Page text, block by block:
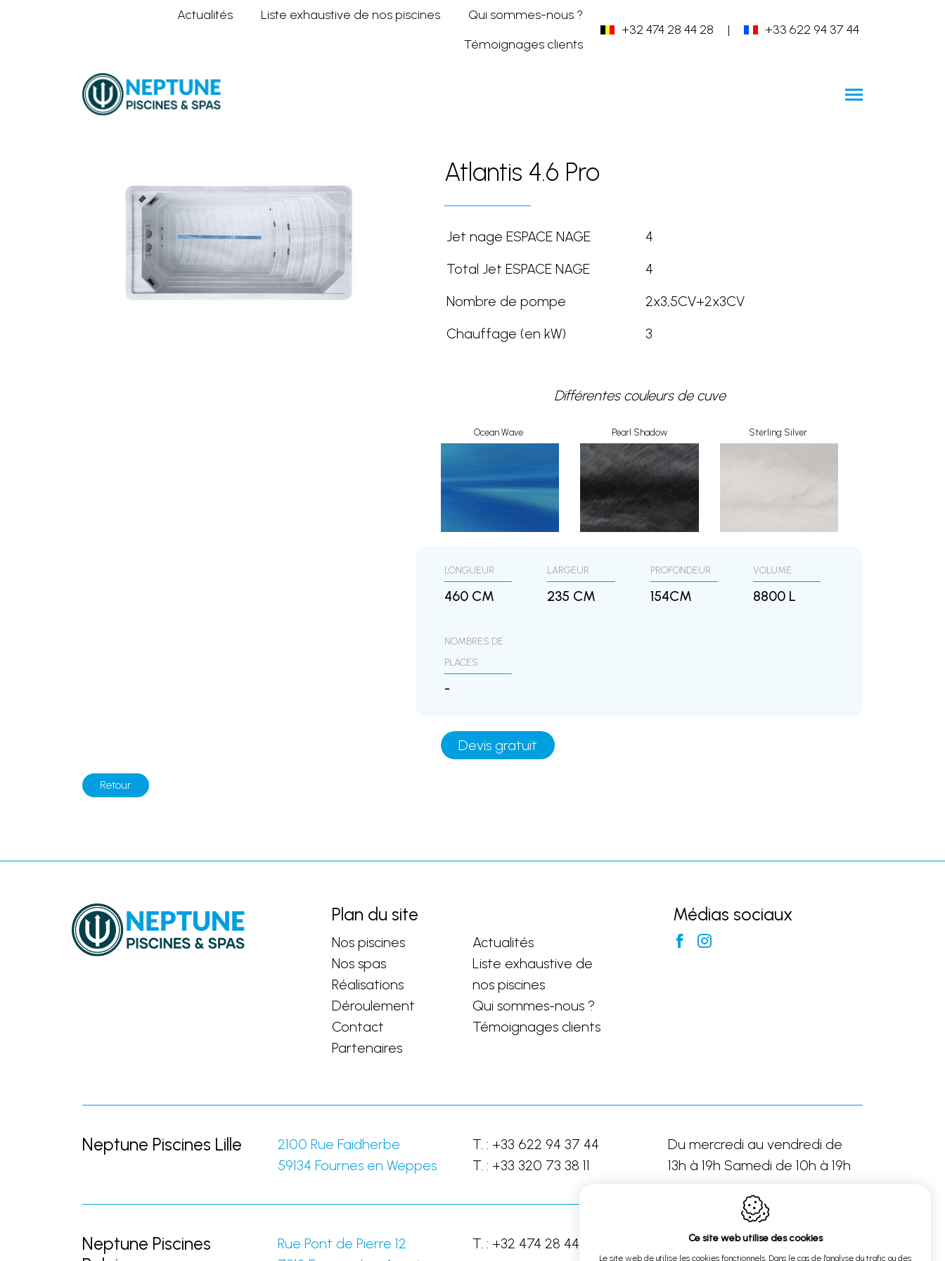
Actualités Liste exhaustive de nos piscines
Qui sommes-nous ?
Témoignages clients
+32 474 28 44 28 | +33 622 94 37 44
Home
Atlantis 4.6 Pro
Jet nage ESPACE NAGE
4
Total Jet ESPACE NAGE
4
Nombre de pompe
2x3,5CV+2x3CV
Chauffage (en kW)
3
Différentes couleurs de cuve
Ocean Wave Pearl Shadow Sterling Silver
LONGUEUR
460 CM
LARGEUR
235 CM
PROFONDEUR
154CM
VOLUME
8800 L
NOMBRES DE
PLACES
-
Devis gratuit
Retour
Plan du site
Nos piscines
Nos spas
Réalisations
Déroulement
Contact
Partenaires
Actualités
Liste exhaustive de
nos piscines
Qui sommes-nous ?
Témoignages clients
Médias sociaux
Neptune Piscines Lille
2100 Rue Faidherbe
59134 Fournes en Weppes
T. : +33 622 94 37 44
T. : +33 320 73 38 11
Du mercredi au vendredi de
13h à 19h Samedi de 10h à 19h
Neptune Piscines
Rue Pont de Pierre 12
T. : +32 474 28 44 28 Sur rendez-vous
Ce site web utilise des cookies
Le site web de utilise les cookies fonctionnels. Dans le cas de l'analyse du trafic ou des